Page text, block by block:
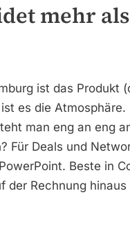
mehr
ist das Produkt
es die Atmosphäre.
man eng an eng
Für Deals und
Beste in
der Rechnung hinaus